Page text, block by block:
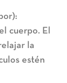
cuerpo. El
la
estén